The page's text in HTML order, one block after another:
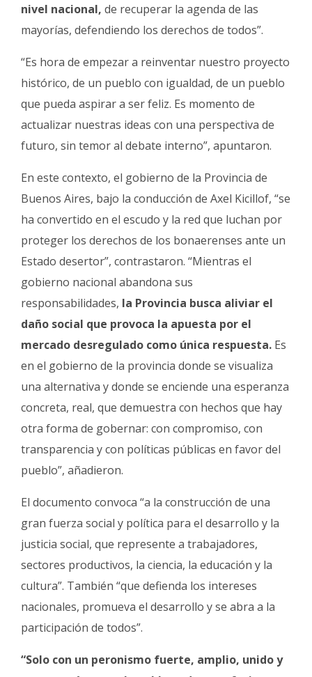
nivel nacional, de recuperar la agenda de las
mayorías, defendiendo los derechos de todos”.
“Es hora de empezar a reinventar nuestro proyecto
histórico, de un pueblo con igualdad, de un pueblo
que pueda aspirar a ser feliz. Es momento de
actualizar nuestras ideas con una perspectiva de
futuro, sin temor al debate interno”, apuntaron.
En este contexto, el gobierno de la Provincia de
Buenos Aires, bajo la conducción de Axel Kicillof, “se
ha convertido en el escudo y la red que luchan por
proteger los derechos de los bonaerenses ante un
Estado desertor”, contrastaron. “Mientras el
gobierno nacional abandona sus
responsabilidades, la Provincia busca aliviar el
daño social que provoca la apuesta por el
mercado desregulado como única respuesta. Es
en el gobierno de la provincia donde se visualiza
una alternativa y donde se enciende una esperanza
concreta, real, que demuestra con hechos que hay
otra forma de gobernar: con compromiso, con
transparencia y con políticas públicas en favor del
pueblo”, añadieron.
El documento convoca “a la construcción de una
gran fuerza social y política para el desarrollo y la
justicia social, que represente a trabajadores,
sectores productivos, la ciencia, la educación y la
cultura”. También “que defienda los intereses
nacionales, promueva el desarrollo y se abra a la
participación de todos”.
“Solo con un peronismo fuerte, amplio, unido y